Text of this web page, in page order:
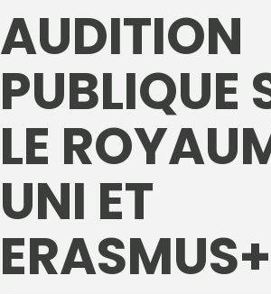
JUILLET 24, 2026
AUDITION
PUBLIQUE
LE
UNI ET
ERASMUS+